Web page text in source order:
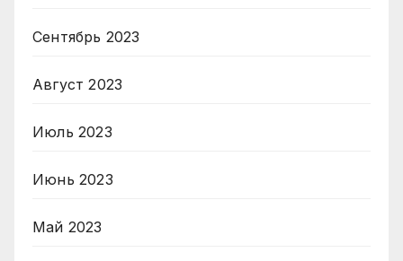
Сентябрь 2023
Август 2023
Июль 2023
Июнь 2023
Май 2023